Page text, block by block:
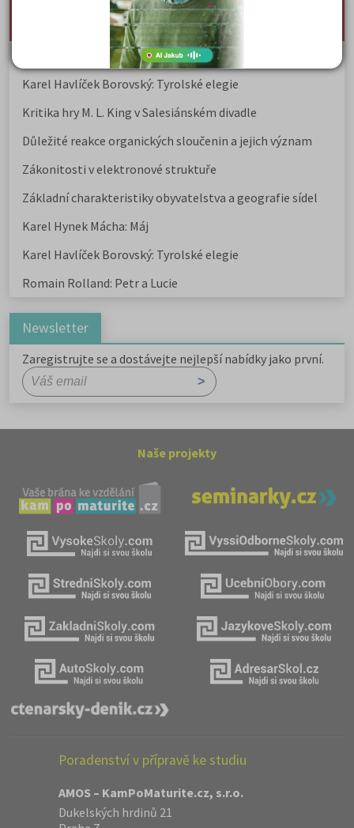
nejnovější seminárky, maturitní otázky a čtenářsky
Karel Hynek Mácha: Máj
Karel Havlíček Borovský: Tyrolské elegie
Kritika hry M. L. King v Salesiánském divadle
Důležité reakce organických sloučenin a jejich význam
Zákonitosti v elektronové struktuře
Základní charakteristiky obyvatelstva a geografie sídel
Karel Hynek Mácha: Máj
Karel Havlíček Borovský: Tyrolské elegie
Romain Rolland: Petr a Lucie
Newsletter
Zaregistrujte se a dostávejte nejlepší nabídky jako první.
Naše projekty
Poradenství v přípravě ke studiu
AMOS – KamPoMaturite.cz, s.r.o.
Dukelských hrdinů 21